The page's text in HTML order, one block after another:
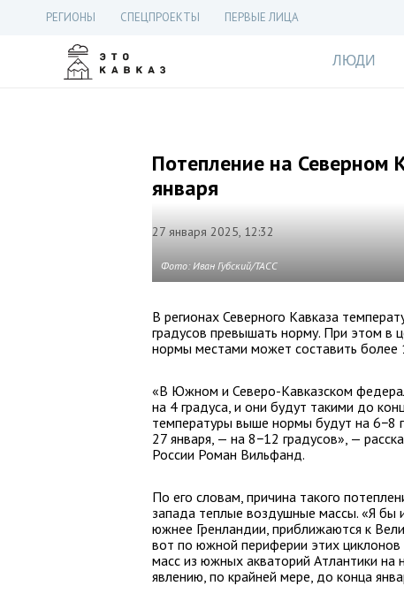
РЕГИОНЫ СПЕЦПРОЕКТЫ ПЕРВЫЕ ЛИЦА
ЛЮДИ
Потепление на Северном
января
27 января 2025, 12:32
Фото: Иван Губский/ТАСС
В регионах Северного Кавказа
градусов превышать норму. При этом в
нормы местами может составить более
«В Южном и Северо-Кавказском
на 4 градуса, и они будут такими до
температуры выше нормы будут на 6−8
27 января, — на 8−12 градусов», —
России Роман Вильфанд.
По его словам, причина такого
запада теплые воздушные массы. «Я бы
южнее Гренландии, приближаются к
вот по южной периферии этих
масс из южных акваторий Атлантики
явлению, по крайней мере, до конца